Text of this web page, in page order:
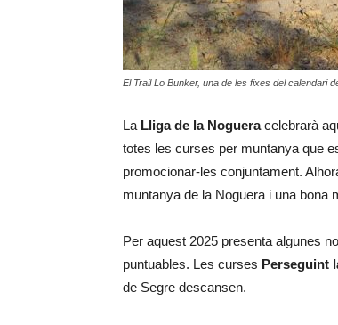
El Trail Lo Bunker, una de les fixes del calendari
La Lliga de la Nogueracelebrarà
totes les curses per muntanya que
promocionar-les conjuntament.
muntanya de la Noguera i una bona
Per aquest 2025 presenta algunes
puntuables. Les curses Perseguint
de Segre descansen.